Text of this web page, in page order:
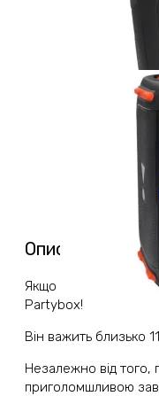
Опис
Якщо ви хочете
Partybox!
Він важить близько
Незалежно від того,
приголомшливою